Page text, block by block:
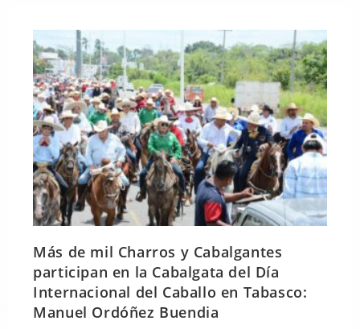
Más de mil Charros y Cabalgantes
participan en la Cabalgata del Día
Internacional del Caballo en Tabasco:
Manuel Ordóñez Buendia